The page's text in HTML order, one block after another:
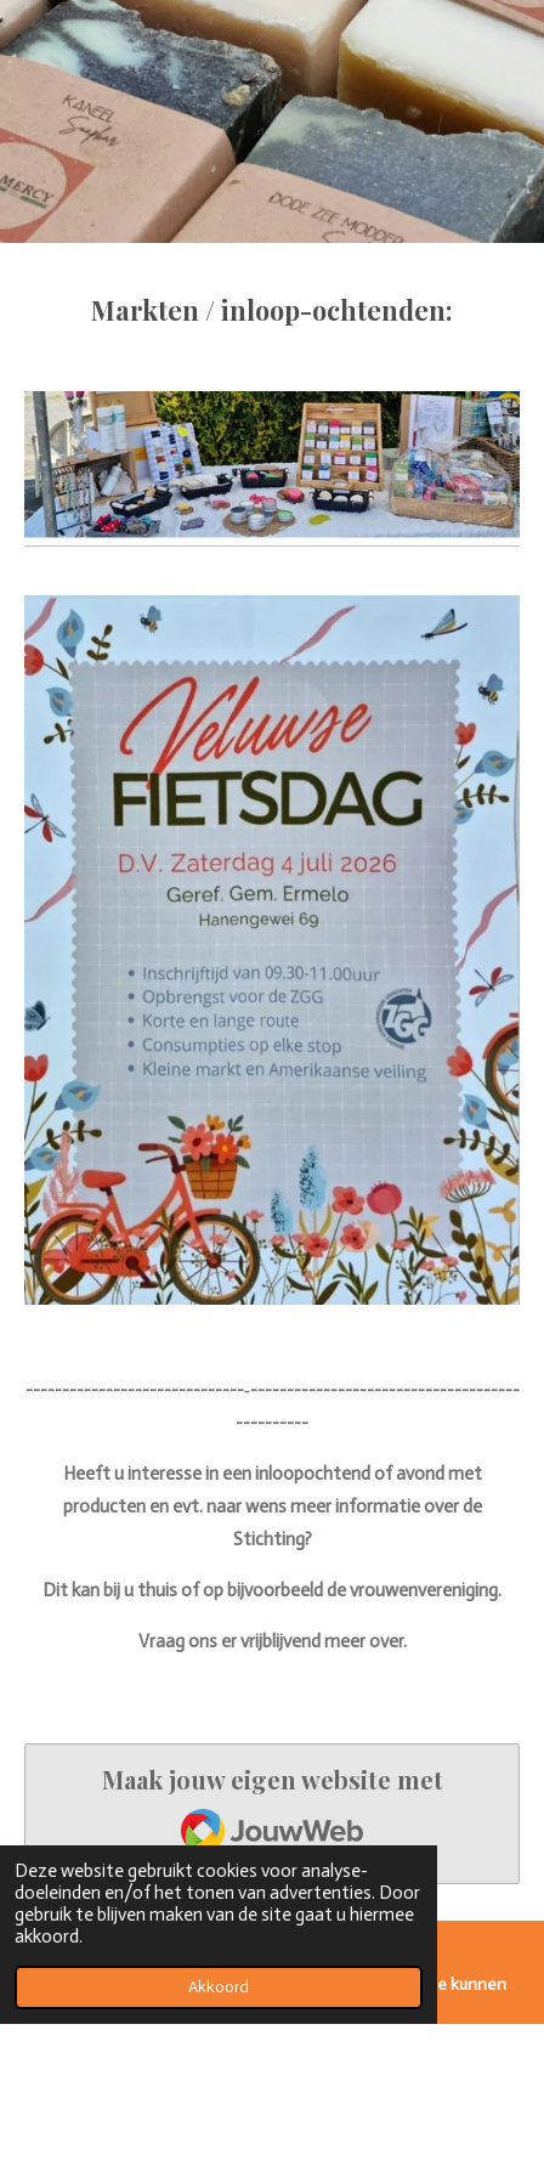
Deze website gebruikt cookies voor analyse-
doeleinden en/of het tonen van advertenties. Door
gebruik te blijven maken van de site gaat u hiermee
akkoord.
Akkoord
Markten / inloop-ochtenden:
------------------------------‐-------------------------------------
----------
Heeft u interesse in een inloopochtend of avond met
producten en evt. naar wens meer informatie over de
Stichting?
Dit kan bij u thuis of op bijvoorbeeld de vrouwenvereniging.
Vraag ons er vrijblijvend meer over.
Maak jouw eigen website met
JouwWeb
Aan de op deze site geboden producten en informatie kunnen
geen rechten worden ontleend.